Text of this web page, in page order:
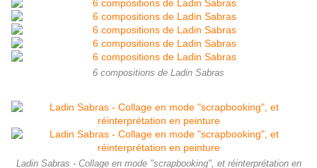
6 compositions de Ladin Sabras
Ladin Sabras - Collage en mode "scrapbooking", et réinterprétation en